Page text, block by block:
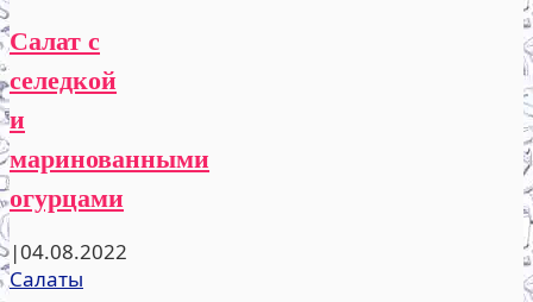
Салат с
селедкой
и
маринованными
огурцами
|04.08.2022
Салаты